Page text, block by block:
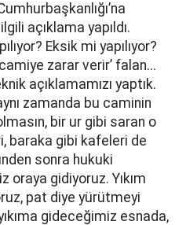
açıklama yapıldı.
Eksik mi yapılıyor?
zarar verir’ falan...
açıklamamızı yaptık.
zamanda bu caminin
bir ur gibi saran o
baraka gibi kafeleri de
sonra hukuki
oraya gidiyoruz. Yıkım
pat diye yürütmeyi
gideceğimiz esnada,